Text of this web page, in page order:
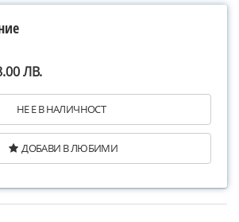
ЛВ.
НЕ Е В НАЛИЧНОСТ
ДОБАВИ В ЛЮБИМИ